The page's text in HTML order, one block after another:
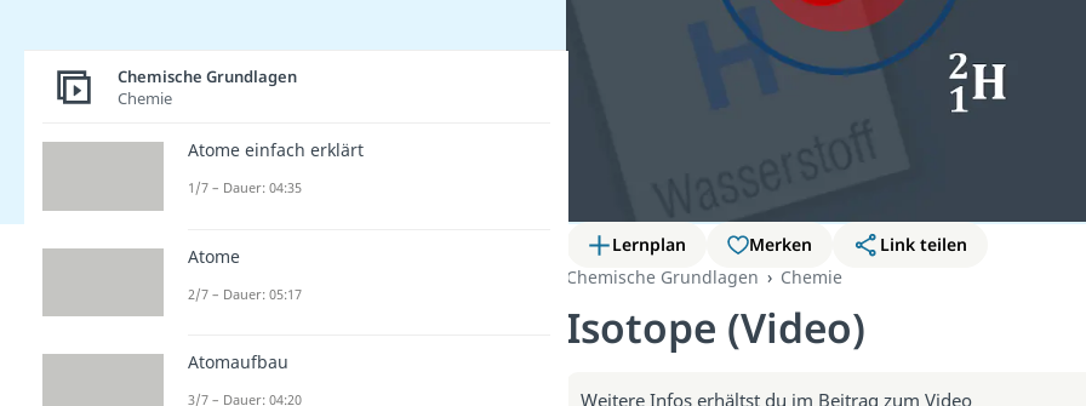
Lernplan Merken
Link teilen
Chemische Grundlagen
Chemie
Isotope (Video)
Weitere Infos erhältst du im Beitrag zum Video
Chemische Grundlagen
Chemie
Atome einfach erklärt
1/7 – Dauer: 04:35
Atome
2/7 – Dauer: 05:17
Atomaufbau
3/7 – Dauer: 04:20